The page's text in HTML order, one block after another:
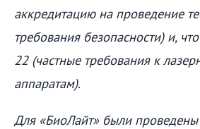
аккредитацию на проведение
требования безопасности) и,
22 (частные требования к
аппаратам).
Для «БиоЛайт» были